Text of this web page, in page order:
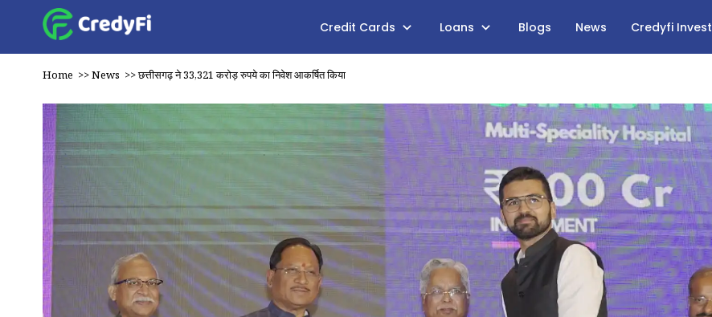
Credit Cards Loans Blogs News Credyfi Invest
Home >>News >>छत्तीसगढ़ ने 33,321 करोड़ रुपये का निवेश आकर्षित किया